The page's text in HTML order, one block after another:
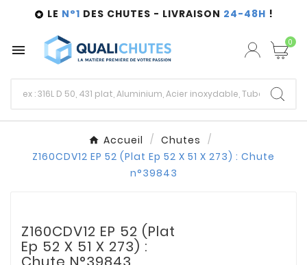
 LE N°1 DES CHUTES - LIVRAISON 24-48H !
 0
Accueil
Chutes
Z160CDV12 EP 52 (Plat Ep 52 X 51 X 273) : Chute
n°39843
Z160CDV12 EP 52 (Plat
Ep 52 X 51 X 273) :